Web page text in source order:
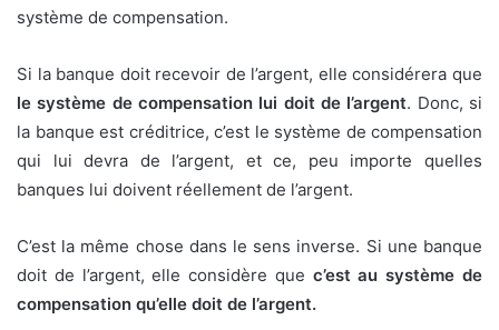
système de compensation.
Si la banque doit recevoir de l’argent, elle considérera que
le système de compensation lui doit de l’argent. Donc, si
la banque est créditrice, c’est le système de compensation
qui lui devra de l’argent, et ce, peu importe quelles
banques lui doivent réellement de l’argent.
C’est la même chose dans le sens inverse. Si une banque
doit de l’argent, elle considère que c’est au système de
compensation qu’elle doit de l’argent.